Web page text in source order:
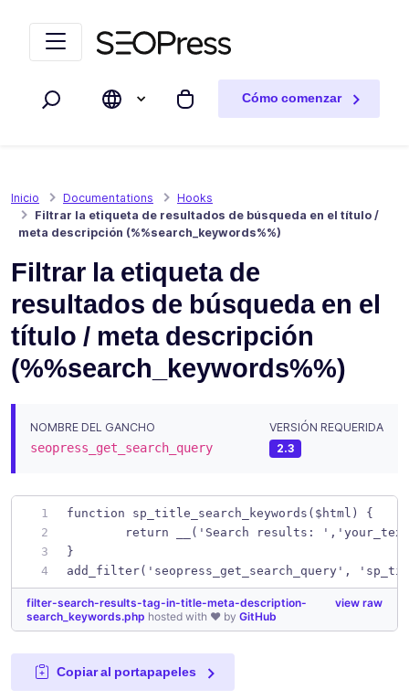
Buscar Mi carrito
Cómo comenzar
Inicio Documentations
Hooks
Filtrar la etiqueta de resultados de búsqueda en el título /
meta descripción (%%search_keywords%%)
Filtrar la etiqueta de
resultados de búsqueda en el
título / meta descripción
(%%search_keywords%%)
NOMBRE DEL GANCHO
seopress_get_search_query
VERSIÓN REQUERIDA
2.3
function sp_title_search_keywords($html) {
return __('Search results:
}
add_filter('seopress_get_search_query',
view raw
filter-search-results-tag-in-title-meta-description-
search_keywords.php hosted with ❤ by GitHub
Copiar al portapapeles